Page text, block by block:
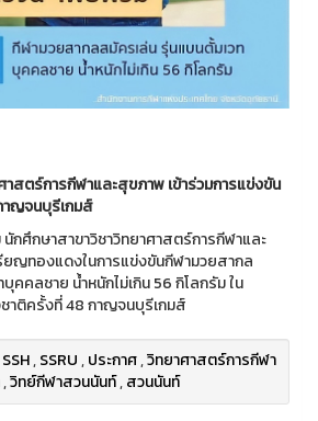
าสตร์การกีฬาและสุขภาพ เข้าร่วมการแข่งขัน
ญจนบุรีเกมส์
กศึกษาสาขาวิชาวิทยาศาสตร์การกีฬาและ
ยญทองแดงในการแข่งขันกีฬามวยสากล
คคลชาย น้ำหนักไม่เกิน 56 กิโลกรัม ใน
าติครั้งที่ 48 กาญจนบุรีเกมส์
SSH,SSRU,ประกาศ,วิทยาศาสตร์การกีฬา
,วิทย์กีฬาสวนนันท์,สวนนันท์